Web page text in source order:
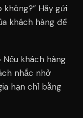
Hãy gửi
khách hàng để
Nếu khách hàng
nhắc nhở
hạn chỉ bằng